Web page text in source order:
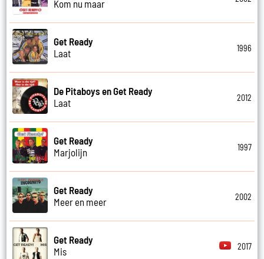
Kom nu maar
Get Ready
Laat
1996
De Pitaboys en Get Ready
Laat
2012
Get Ready
Marjolijn
1997
Get Ready
Meer en meer
2002
Get Ready
Mis
2017